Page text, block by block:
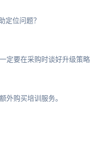
定位问题？
定要在采购时谈好升级策略
外购买培训服务。